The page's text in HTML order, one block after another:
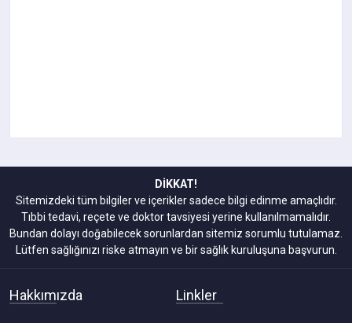
DİKKAT!
Sitemizdeki tüm bilgiler ve içerikler sadece bilgi edinme amaçlıdır.
Tıbbi tedavi, reçete ve doktor tavsiyesi yerine kullanılmamalıdır.
Bundan dolayı doğabilecek sorunlardan sitemiz sorumlu tutulamaz.
Lütfen sağlığınızı riske atmayın ve bir sağlık kuruluşuna başvurun.
Hakkımızda Linkler